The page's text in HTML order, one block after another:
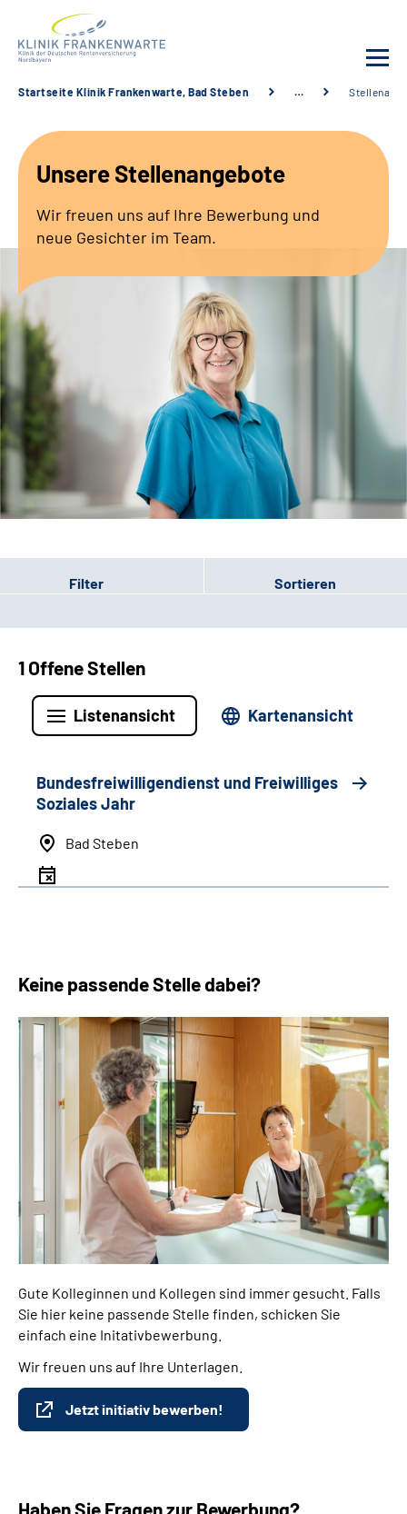
Leistungsangebot
Fachbereiche
Service
Karriere
Suche
Leichte Sprache
Gebärdensprache
Patienten-Login
Startseite Klinik Frankenwarte, Bad Steben …
Unsere Stellenangebote
Wir freuen uns auf Ihre Bewerbung und
neue Gesichter im Team.
Filter Sortieren
1 Offene Stellen
Listenansicht Kartenansicht
Bundesfreiwilligendienst und Freiwilliges
Soziales Jahr
Bad Steben
Keine passende Stelle dabei?
Gute Kolleginnen und Kollegen sind immer gesucht. Falls
Sie hier keine passende Stelle finden, schicken Sie
einfach eine Initativbewerbung.
Wir freuen uns auf Ihre Unterlagen.
Jetzt initiativ bewerben!
Haben Sie Fragen zur Bewerbung?